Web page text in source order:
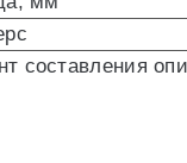
составления